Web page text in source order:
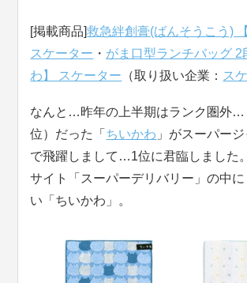
[掲載商品]救急絆創膏(ばんそうこう)
スケーター ・ がま口型ランチバッグ 2
わ】 スケーター （取り扱い企業： ス
なんと…昨年の上半期はランク圏外…
位）だった「 ちいかわ 」がスーパー
で飛躍しまして…1位に君臨しました
サイト「スーパーデリバリー」の中
い「ちいかわ」。